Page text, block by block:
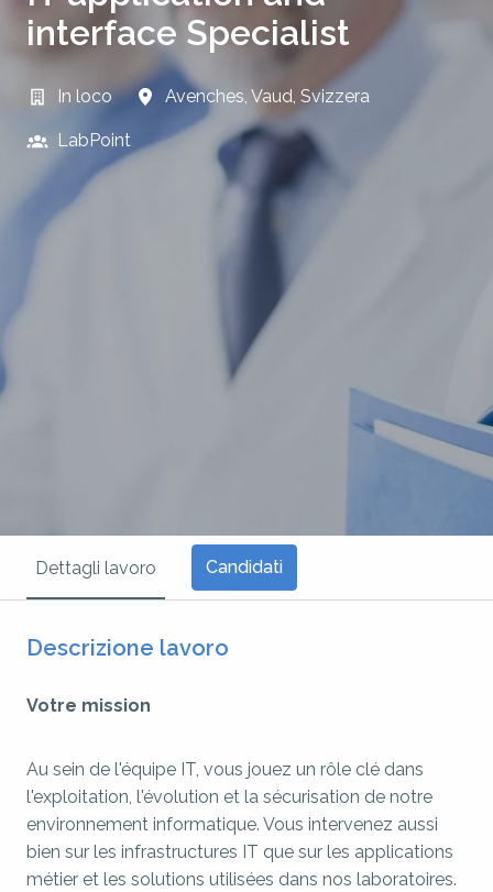
interface Specialist
In loco Avenches, Vaud, Svizzera
LabPoint
Dettagli lavoro Candidati
Descrizione lavoro
Votre mission
Au sein de l'équipe IT, vous jouez un rôle clé dans
l'exploitation, l'évolution et la sécurisation de notre
environnement informatique. Vous intervenez aussi
bien sur les infrastructures IT que sur les applications
métier et les solutions utilisées dans nos laboratoires.